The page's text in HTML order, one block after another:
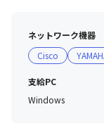
日々の業務の悩
案して生まれた
が会社を動かす
ネットワーク機器
Cisco
支給PC
Windows